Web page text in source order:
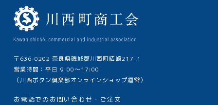
〒636-0202 奈良県磯城郡川西町結崎217-1
営業時間：平日 9:00～17:00
（川西ボタン倶楽部オンラインショップ運営）
お電話でのお問い合わせ・ご注文